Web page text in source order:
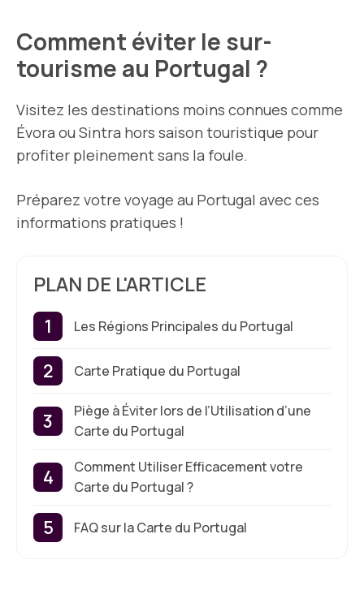
Comment éviter le sur-
tourisme au Portugal ?
Visitez les destinations moins connues comme
Évora ou Sintra hors saison touristique pour
profiter pleinement sans la foule.
Préparez votre voyage au Portugal avec ces
informations pratiques !
PLAN DE L'ARTICLE
Les Régions Principales du Portugal
Carte Pratique du Portugal
Piège à Éviter lors de l’Utilisation d’une
Carte du Portugal
Comment Utiliser Efficacement votre
Carte du Portugal ?
FAQ sur la Carte du Portugal